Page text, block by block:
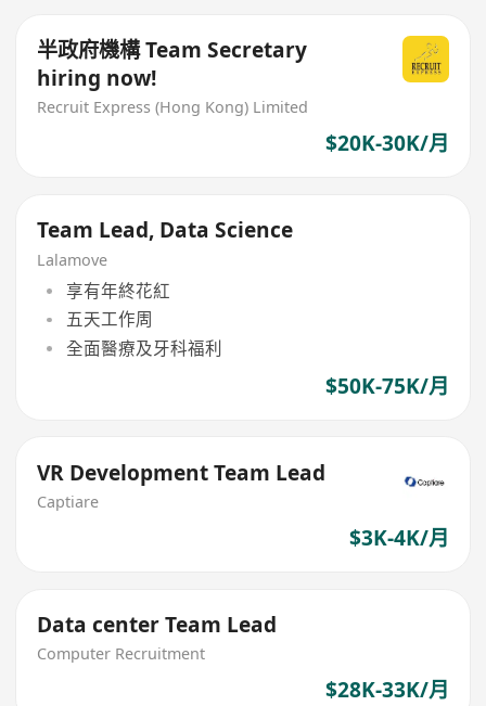
半政府機構 Team Secretary
hiring now!
Recruit Express (Hong Kong) Limited
$20K-30K/月
Team Lead, Data Science
Lalamove
享有年終花紅
五天工作周
全面醫療及牙科福利
$50K-75K/月
VR Development Team Lead
Captiare
$3K-4K/月
Data center Team Lead
Computer Recruitment
$28K-33K/月